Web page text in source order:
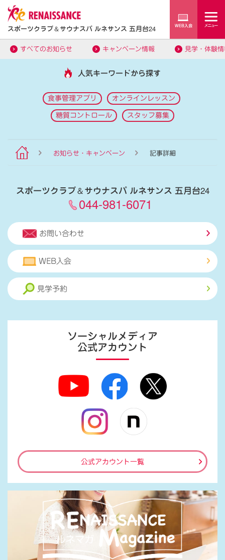
スポーツクラブ＆サウナスパ ルネサンス 五月台24
すべてのお知らせ キャンペーン情報 見学・体験
人気キーワードから探す
食事管理アプリ オンラインレッスン
糖質コントロール スタッフ募集
お知らせ・キャンペーン 記事詳細
スポーツクラブ＆サウナスパ ルネサンス 五月台24
044-981-6071
お問い合わせ
WEB入会
見学予約
ソーシャルメディア
公式アカウント
公式アカウント一覧